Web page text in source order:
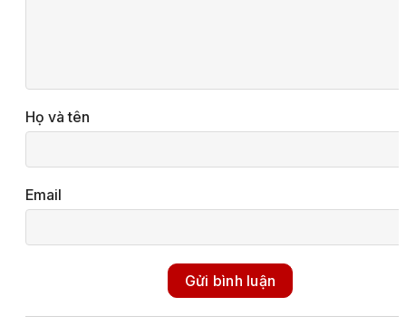
Họ và tên
Email
Gửi bình luận